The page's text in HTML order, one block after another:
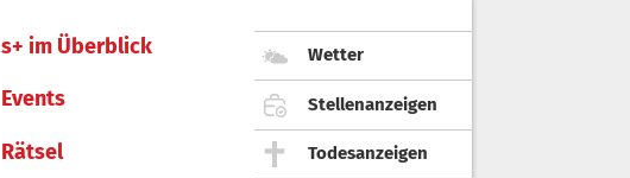
s+ im Überblick
Events
Rätsel
Wetter
Stellenanzeigen
Todesanzeigen